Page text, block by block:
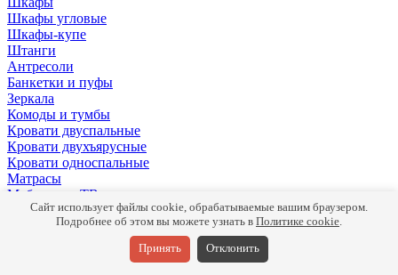
Шкафы угловые
Шкафы-купе
Штанги
Антресоли
Банкетки и пуфы
Зеркала
Комоды и тумбы
Кровати двуспальные
Кровати двухъярусные
Кровати односпальные
Матрасы
Мебель для ТВ
Панели
Письменные столы
Сайт использует файлы cookie, обрабатываемые вашим браузером.
Подробнее об этом вы можете узнать в Политике cookie.
Принять Отклонить